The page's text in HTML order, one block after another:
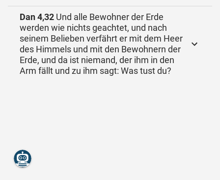
Dan 4,32 Und alle Bewohner der Erde
werden wie nichts geachtet, und nach
seinem Belieben verfährt er mit dem Heer
des Himmels und mit den Bewohnern der
Erde, und da ist niemand, der ihm in den
Arm fällt und zu ihm sagt: Was tust du?